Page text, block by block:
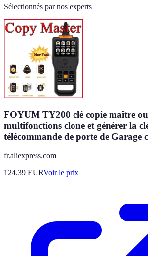
Sélectionnés par nos experts
FOYUM TY200 clé copie maître
multifonctions clone et générer la
télécommande de porte de Garage
fr.aliexpress.com
124.39 EURVoir le prix